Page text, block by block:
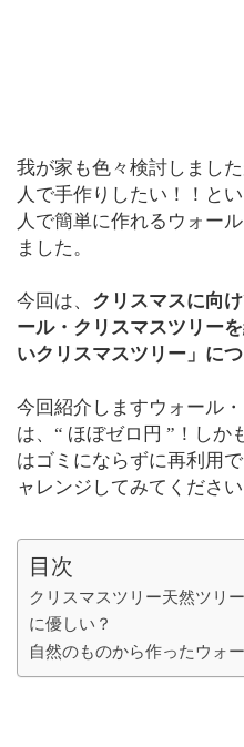
我が家も色々検討しまし
人で手作りしたい！！と
人で簡単に作れるウォー
ました。
今回は、 クリスマスに向
ール・クリスマスツリー
いクリスマスツリー」に
今回紹介しますウォール
は、“ ほぼゼロ円 ”！しか
はゴミにならずに再利用
ャレンジしてみてください
目次
クリスマスツリー天然ツリ
に優しい？
自然のものから作ったウォ